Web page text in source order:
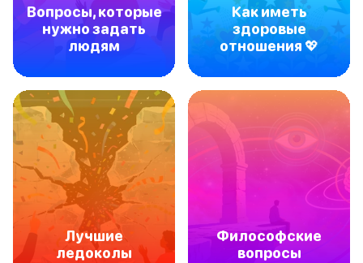
Вопросы, которые
нужно задать
людям
Как иметь
здоровые
отношения 💖
Лучшие
ледоколы
Философские
вопросы